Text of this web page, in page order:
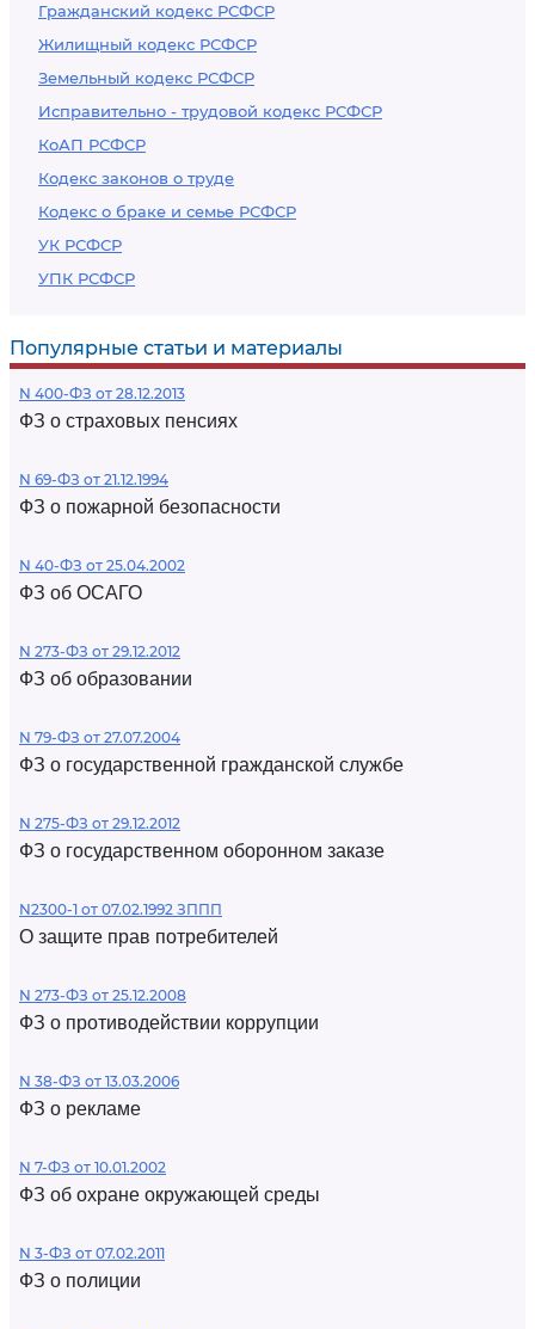
Гражданский кодекс РСФСР
Жилищный кодекс РСФСР
Земельный кодекс РСФСР
Исправительно - трудовой кодекс РСФСР
КоАП РСФСР
Кодекс законов о труде
Кодекс о браке и семье РСФСР
УК РСФСР
УПК РСФСР
Популярные статьи и материалы
N 400-ФЗ от 28.12.2013
ФЗ о страховых пенсиях
N 69-ФЗ от 21.12.1994
ФЗ о пожарной безопасности
N 40-ФЗ от 25.04.2002
ФЗ об ОСАГО
N 273-ФЗ от 29.12.2012
ФЗ об образовании
N 79-ФЗ от 27.07.2004
ФЗ о государственной гражданской службе
N 275-ФЗ от 29.12.2012
ФЗ о государственном оборонном заказе
N2300-1 от 07.02.1992 ЗППП
О защите прав потребителей
N 273-ФЗ от 25.12.2008
ФЗ о противодействии коррупции
N 38-ФЗ от 13.03.2006
ФЗ о рекламе
N 7-ФЗ от 10.01.2002
ФЗ об охране окружающей среды
N 3-ФЗ от 07.02.2011
ФЗ о полиции